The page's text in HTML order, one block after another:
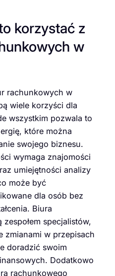
korzystać z
w
rachunkowych w
wiele korzyści dla
wszystkim pozwala to
które można
swojego biznesu.
wymaga znajomości
umiejętności analizy
może być
dla osób bez
Biura
specjalistów,
zmianami w przepisach
doradzić swoim
Dodatkowo
rachunkowego